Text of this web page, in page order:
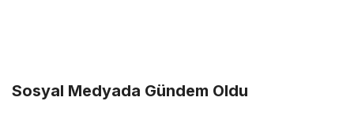
Sosyal Medyada Gündem Oldu